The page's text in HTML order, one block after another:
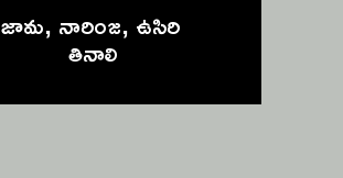
జామ, నారింజ, ఉసిరి
తినాలి